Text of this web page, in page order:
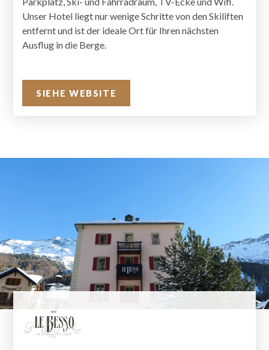
Unser Hotel liegt nur wenige Schritte von den Skiliften
entfernt und ist der ideale Ort für Ihren nächsten
Ausflug in die Berge.
SIEHE WEBSITE